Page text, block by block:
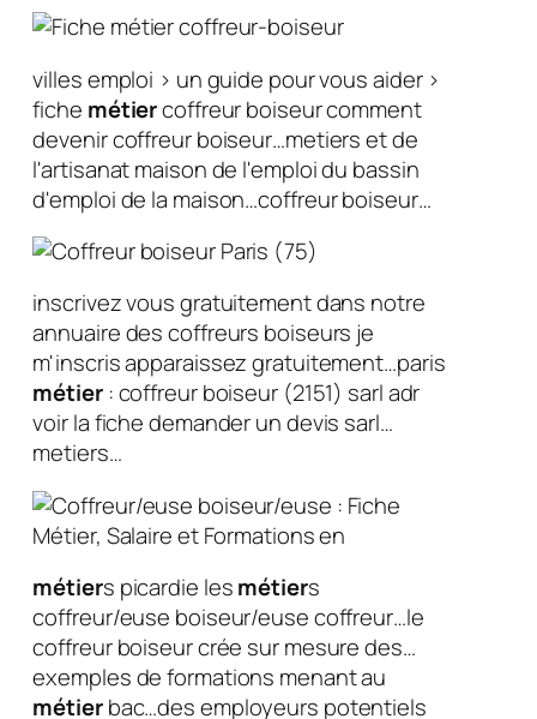
villes emploi > un guide pour vous aider >
fiche métiercoffreur boiseur comment
devenir coffreur boiseur…metiers et de
l'artisanat maison de l'emploi du bassin
d'emploi de la maison…coffreur boiseur…
inscrivez vous gratuitement dans notre
annuaire des coffreurs boiseurs je
m'inscris apparaissez gratuitement…paris
métier: coffreur boiseur (2151) sarl adr
voir la fiche demander un devis sarl…
metiers…
métiers picardie lesmétiers
coffreur/euse boiseur/euse coffreur…le
coffreur boiseur crée sur mesure des…
exemples de formations menant au
métierbac…des employeurs potentiels